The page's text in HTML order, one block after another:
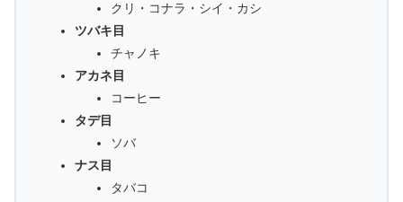
クリ・コナラ・シイ・カシ
ツバキ目
チャノキ
アカネ目
コーヒー
タデ目
ソバ
ナス目
タバコ